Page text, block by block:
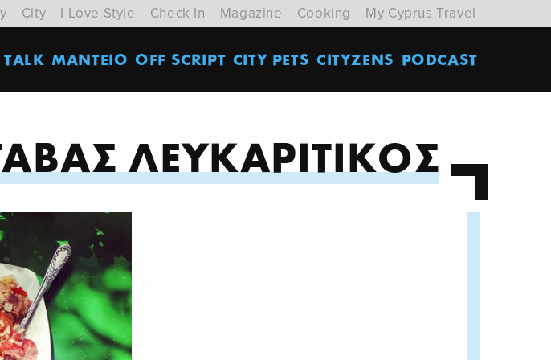
City I Love Style Check In Magazine Cooking My Cyprus Travel
TALK ΜΑΝΤΕΙΟ OFF SCRIPT CITY PETS CITYZENS PODCAST
ΛΕΥΚΑΡΙΤΙΚΟΣ